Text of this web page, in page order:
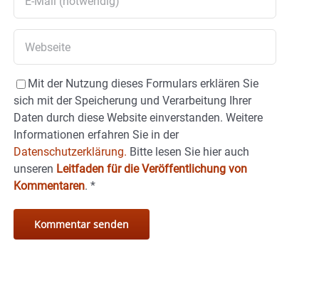
Mit der Nutzung dieses Formulars erklären Sie
sich mit der Speicherung und Verarbeitung Ihrer
Daten durch diese Website einverstanden. Weitere
Informationen erfahren Sie in der
Datenschutzerklärung. Bitte lesen Sie hier auch
unseren Leitfaden für die Veröffentlichung von
Kommentaren. *